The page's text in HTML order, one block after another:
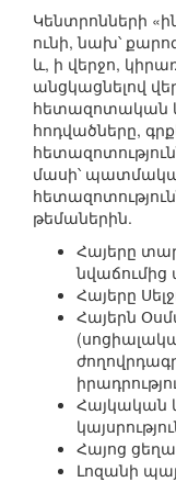
Կենտրոնների
ունի, նախ՝
և, ի վերջո,
անցկացնելով
հետազոտական
հոդվածները,
մասի՝
թեմաներին.
Հայերը
Հայերը
Հայերն
Հայկական
Հայոց
Լոզանի